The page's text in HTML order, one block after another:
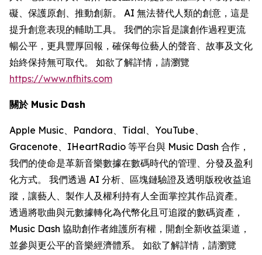
礙、保護原創、推動創新。 AI 無法替代人類的創意，這是
提升創意表現的輔助工具。 我們的宗旨是讓創作過程更流
暢公平，更具豐厚回報，確保每位藝人的聲音、故事及文化
始終保持無可取代。 如欲了解詳情，請瀏覽
https://www.nfhits.com
關於 Music Dash
Apple Music、Pandora、Tidal、YouTube、
Gracenote、IHeartRadio 等平台與 Music Dash 合作，
我們的使命是革新音樂數據在數碼時代的管理、分發及盈利
化方式。 我們透過 AI 分析、區塊鏈驗證及透明版稅收益追
蹤，讓藝人、製作人及權利持有人全面掌控其作品資產。
透過將歌曲與元數據轉化為代幣化且可追蹤的數碼資產，
Music Dash 協助創作者維護所有權，開創全新收益渠道，
並參與更公平的音樂經濟體系。 如欲了解詳情，請瀏覽